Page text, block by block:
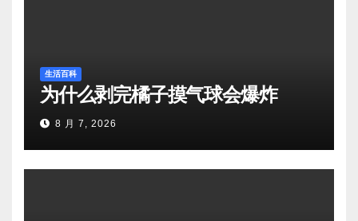
生活百科
为什么剥完橘子摸气球会爆炸
8 月 7, 2026